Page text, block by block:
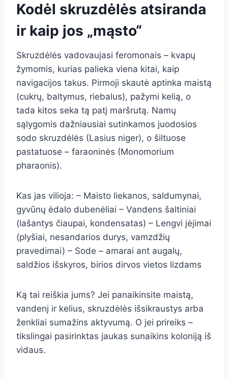
Kodėl skruzdėlės atsiranda
ir kaip jos „mąsto“
Skruzdėlės vadovaujasi feromonais – kvapų
žymomis, kurias palieka viena kitai, kaip
navigacijos takus. Pirmoji skautė aptinka maistą
(cukrų, baltymus, riebalus), pažymi kelią, o
tada kitos seka tą patį maršrutą. Namų
sąlygomis dažniausiai sutinkamos juodosios
sodo skruzdėlės (Lasius niger), o šiltuose
pastatuose – faraoninės (Monomorium
pharaonis).
Kas jas vilioja: – Maisto liekanos, saldumynai,
gyvūnų ėdalo dubenėliai – Vandens šaltiniai
(lašantys čiaupai, kondensatas) – Lengvi įėjimai
(plyšiai, nesandarios durys, vamzdžių
pravedimai) – Sode – amarai ant augalų,
saldžios išskyros, birios dirvos vietos lizdams
Ką tai reiškia jums? Jei panaikinsite maistą,
vandenį ir kelius, skruzdėlės išsikraustys arba
ženkliai sumažins aktyvumą. O jei prireiks –
tikslingai pasirinktas jaukas sunaikins koloniją iš
vidaus.